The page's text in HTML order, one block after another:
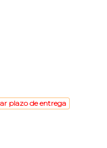
plazo de entrega